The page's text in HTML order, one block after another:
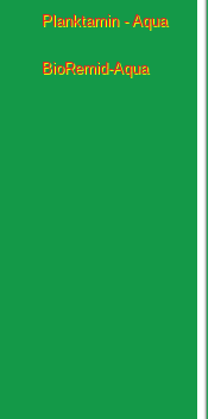
BioRemid-Aqua